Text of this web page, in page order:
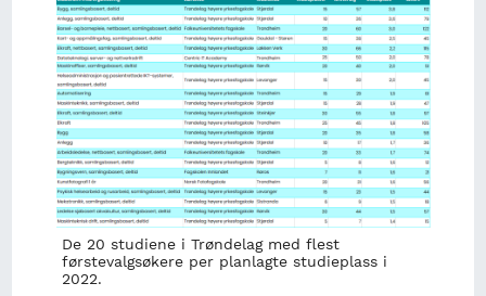
De 20 studiene i Trøndelag med flest
førstevalgsøkere per planlagte studieplass i
2022.